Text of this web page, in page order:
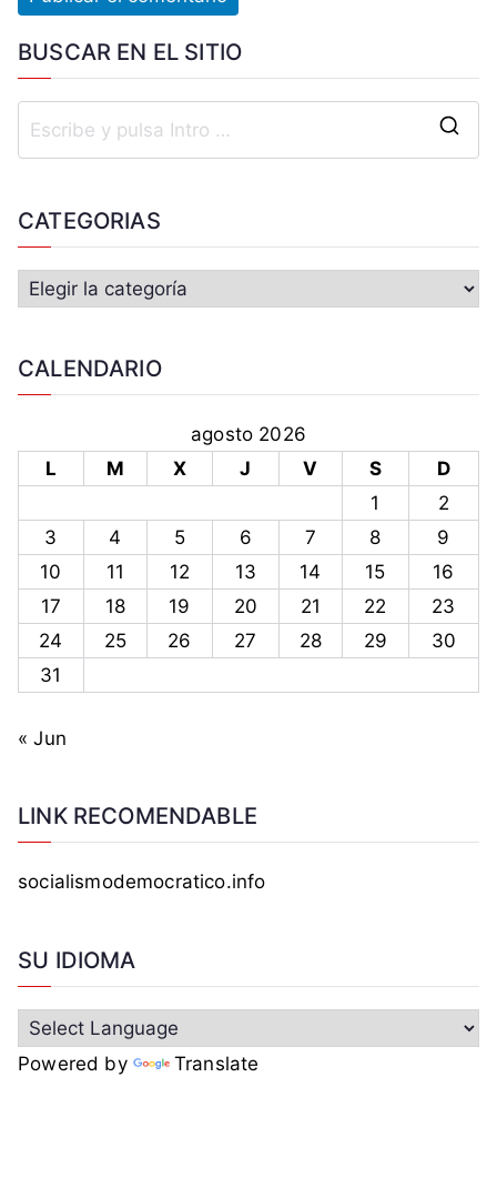
BUSCAR EN EL SITIO
CATEGORIAS
CALENDARIO
agosto 2026
L
M X J V S
D
1
2
3
4 5 6 7 8
9
10
11 12 13 14 15
16
17
18 19 20 21 22
23
24
25 26 27 28 29
30
31
« Jun
LINK RECOMENDABLE
socialismodemocratico.info
SU IDIOMA
Powered by Translate